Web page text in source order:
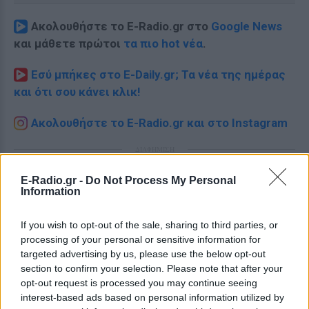
E-Radio.gr - Do Not Process My Personal
Information
If you wish to opt-out of the sale, sharing to third parties, or
processing of your personal or sensitive information for
targeted advertising by us, please use the below opt-out
section to confirm your selection. Please note that after your
opt-out request is processed you may continue seeing
interest-based ads based on personal information utilized by
Ακολουθήστε το E-Radio.gr στο Google News
και μάθετε πρώτοι τα πιο hot νέα.
Εσύ μπήκες στο E-Daily.gr; Τα νέα της ημέρας
και ότι σου κάνει κλικ!
Ακολουθήστε το E-Radio.gr και στο Instagram